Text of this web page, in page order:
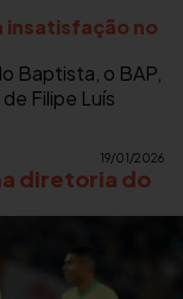
insatisfação no
Baptista, o BAP,
Filipe Luís
19/01/2026
diretoria do